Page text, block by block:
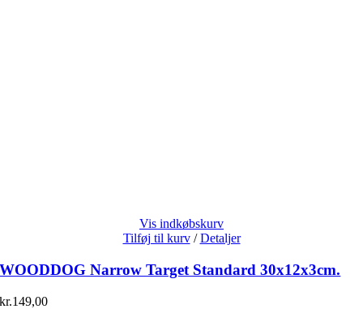
Vis indkøbskurv
Tilføj til kurv / Detaljer
WOODDOG Narrow Target Standard 30x12x3cm.
kr.149,00